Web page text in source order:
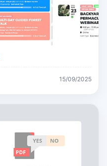
15/09/2025